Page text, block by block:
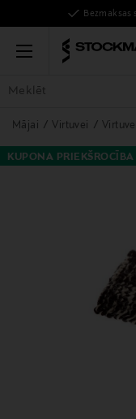
Bezmaksas
Menu
VISAS PRECES
Mājai Virtuvei
KUPONA PRIEKŠROCĪBA